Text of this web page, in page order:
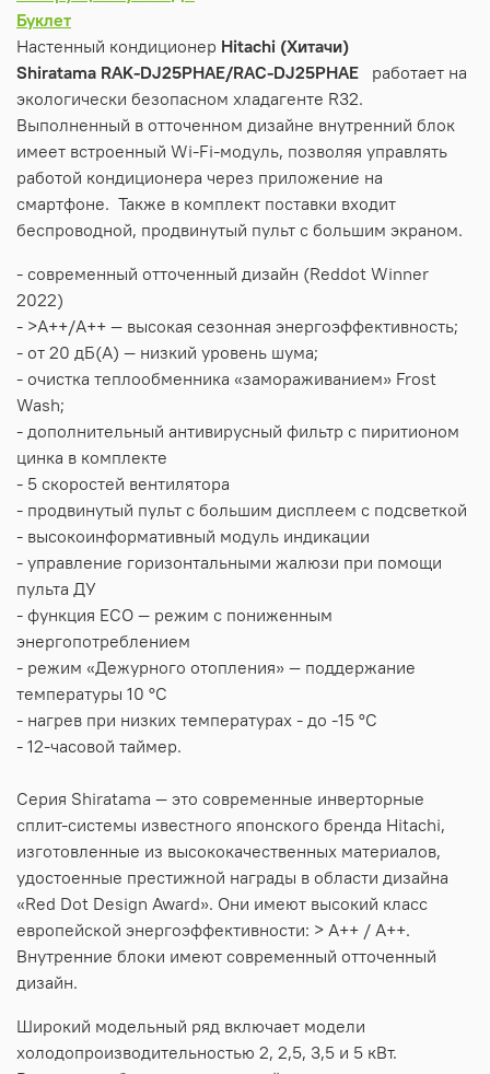
Буклет
Настенный кондиционер Hitachi (Хитачи)
Shiratama RAK-DJ25PHAE/RAC-DJ25PHAE
работает на
экологически безопасном хладагенте R32.
Выполненный в отточенном дизайне внутренний блок
имеет встроенный Wi-Fi-модуль, позволяя управлять
работой кондиционера через приложение на
смартфоне. Также в комплект поставки входит
беспроводной, продвинутый пульт с большим экраном.
- современный отточенный дизайн (Reddot Winner
2022)
- >A++/A++ — высокая сезонная энергоэффективность;
- от 20 дБ(А) — низкий уровень шума;
- очистка теплообменника «замораживанием» Frost
Wash;
- дополнительный антивирусный фильтр с пиритионом
цинка в комплекте
- 5 скоростей вентилятора
- продвинутый пульт с большим дисплеем с подсветкой
- высокоинформативный модуль индикации
- управление горизонтальными жалюзи при помощи
пульта ДУ
- функция ECO — режим с пониженным
энергопотреблением
- режим «Дежурного отопления» — поддержание
температуры 10 °C
- нагрев при низких температурах - до -15 °С
- 12-часовой таймер.
Серия Shiratama — это современные инверторные
сплит-системы известного японского бренда Hitachi,
изготовленные из высококачественных материалов,
удостоенные престижной награды в области дизайна
«Red Dot Design Award». Они имеют высокий класс
европейской энергоэффективности: > А++ / A++.
Внутренние блоки имеют современный отточенный
дизайн.
Широкий модельный ряд включает модели
холодопроизводительностью 2, 2,5, 3,5 и 5 кВт.